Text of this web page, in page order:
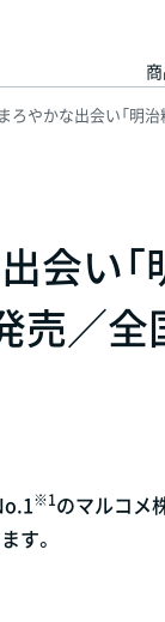
やかな出会い「明治
い「
売／全
※1のマルコメ
す。